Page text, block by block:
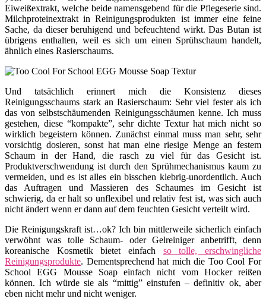
Eiweißextrakt, welche beide namensgebend für die Pflegeserie sind.
Milchproteinextrakt in Reinigungsprodukten ist immer eine feine
Sache, da dieser beruhigend und befeuchtend wirkt. Das Butan ist
übrigens enthalten, weil es sich um einen Sprühschaum handelt,
ähnlich eines Rasierschaums.
Und tatsächlich erinnert mich die Konsistenz dieses
Reinigungsschaums stark an Rasierschaum: Sehr viel fester als ich
das von selbstschäumenden Reinigungsschäumen kenne. Ich muss
gestehen, diese “kompakte”, sehr dichte Textur hat mich nicht so
wirklich begeistern können. Zunächst einmal muss man sehr, sehr
vorsichtig dosieren, sonst hat man eine riesige Menge an festem
Schaum in der Hand, die rasch zu viel für das Gesicht ist.
Produktverschwendung ist durch den Sprühmechanismus kaum zu
vermeiden, und es ist alles ein bisschen klebrig-unordentlich. Auch
das Auftragen und Massieren des Schaumes im Gesicht ist
schwierig, da er halt so unflexibel und relativ fest ist, was sich auch
nicht ändert wenn er dann auf dem feuchten Gesicht verteilt wird.
Die Reinigungskraft ist…ok? Ich bin mittlerweile sicherlich einfach
verwöhnt was tolle Schaum- oder Gelreiniger anbetrifft, denn
koreanische Kosmetik bietet einfach so tolle, erschwingliche
Reinigungsprodukte. Dementsprechend hat mich die Too Cool For
School EGG Mousse Soap einfach nicht vom Hocker reißen
können. Ich würde sie als “mittig” einstufen – definitiv ok, aber
eben nicht mehr und nicht weniger.